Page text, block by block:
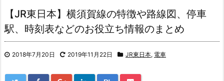
【JR東日本】横須賀線の特徴や路線図、停車
駅、時刻表などのお役立ち情報のまとめ
2018年7月20日 2019年11月22日 JR東日本, 電車